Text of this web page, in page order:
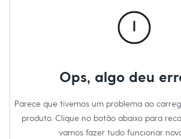
Inverno
Novidades
Roupas
pêssego Notas de fundo: notas amadeiradas,
Marcas: Carolina Herrera
Ops, algo deu
Parece que tivemos um problema ao
produto. Clique no botão abaixo para
vamos fazer tudo funcionar